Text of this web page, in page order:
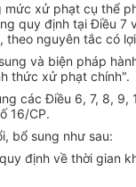
mức xử phạt cụ thể
quy định tại Điều 7
theo nguyên tắc có
và biện pháp
thức xử phạt chính".
các Điều 6, 7, 8, 9,
16/CP.
bổ sung như sau:
định về thời gian